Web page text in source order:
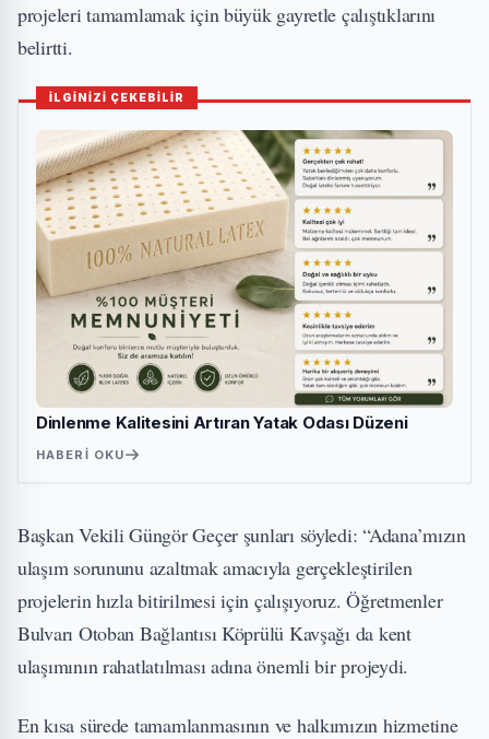
projeleri tamamlamak için büyük gayretle çalıştıklarını
belirtti.
İLGİNİZİ ÇEKEBİLİR
Dinlenme Kalitesini Artıran Yatak Odası Düzeni
HABERI OKU
Başkan Vekili Güngör Geçer şunları söyledi: “Adana’mızın
ulaşım sorununu azaltmak amacıyla gerçekleştirilen
projelerin hızla bitirilmesi için çalışıyoruz. Öğretmenler
Bulvarı Otoban Bağlantısı Köprülü Kavşağı da kent
ulaşımının rahatlatılması adına önemli bir projeydi.
En kısa sürede tamamlanmasının ve halkımızın hizmetine